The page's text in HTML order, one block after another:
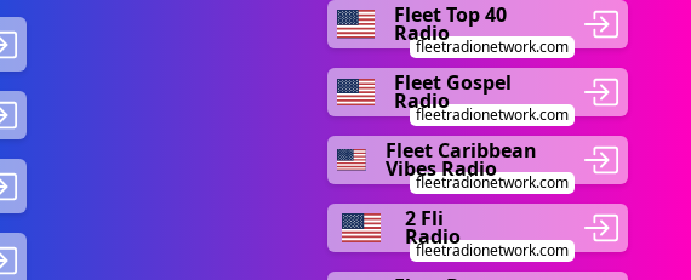
Fleet Top 40
Radio
fleetradionetwork.com
Fleet Gospel
Radio
fleetradionetwork.com
Fleet Caribbean
Vibes Radio
fleetradionetwork.com
2 Fli
Radio
fleetradionetwork.com